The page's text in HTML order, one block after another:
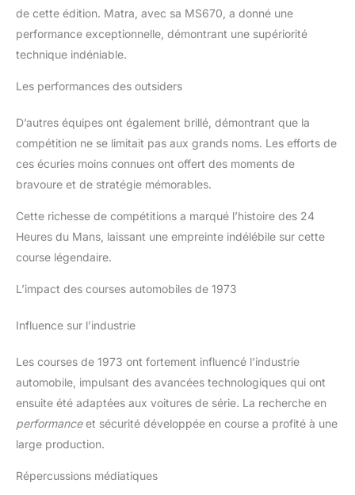
de cette édition. Matra, avec sa MS670, a donné une
performance exceptionnelle, démontrant une supériorité
technique indéniable.
Les performances des outsiders
D’autres équipes ont également brillé, démontrant que la
compétition ne se limitait pas aux grands noms. Les efforts de
ces écuries moins connues ont offert des moments de
bravoure et de stratégie mémorables.
Cette richesse de compétitions a marqué l’histoire des 24
Heures du Mans, laissant une empreinte indélébile sur cette
course légendaire.
L’impact des courses automobiles de 1973
Influence sur l’industrie
Les courses de 1973 ont fortement influencé l’industrie
automobile, impulsant des avancées technologiques qui ont
ensuite été adaptées aux voitures de série. La recherche en
performanceet sécurité développée en course a profité à une
large production.
Répercussions médiatiques